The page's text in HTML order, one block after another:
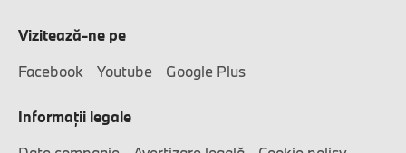
Vizitează-ne pe
Facebook
Youtube Google Plus
Informaţii legale